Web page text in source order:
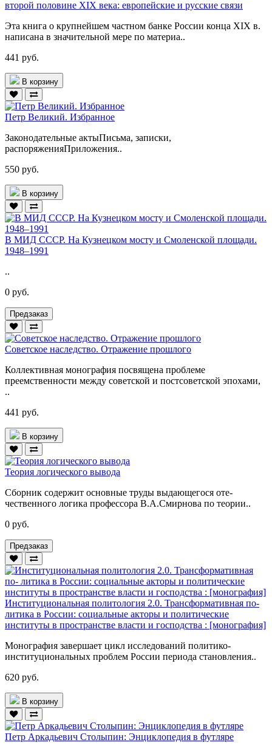
второй половине XIX века: европейские и русские связи
Эта книга о крупнейшем частном банке России конца XIX в.
написана в значительной мере по материа..
441 руб.
В корзину
Петр Великий. Избранное
Законодательные актыПисьма, записки,
распоряженияПриложения..
550 руб.
В корзину
В МИД СССР. На Кузнецком мосту и Смоленской площади.
1948–1991
..
0 руб.
Предзаказ
Советское наследство. Отражение прошлого
Коллективная монография посвящена проблеме
преемственности между советской и постсоветской эпохами,
..
441 руб.
В корзину
Теория логического вывода
Сборник содержит основные труды выдающегося оте­
чественного логика профессора В.А.Смирнова по теории..
0 руб.
Предзаказ
Институциональная политология 2.0. Трансформативная по-
литика в России: социальные акторы и политические
институты в пространстве власти и господства : [монография]
Монография завершает цикл исследований политико-
институциональных проблем России периода становления..
620 руб.
В корзину
Петр Аркадьевич Столыпин: Энциклопедия в футляре